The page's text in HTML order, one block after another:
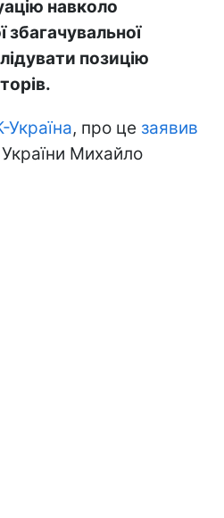
навколо
позицію
Україна, про це заявив
Михайло